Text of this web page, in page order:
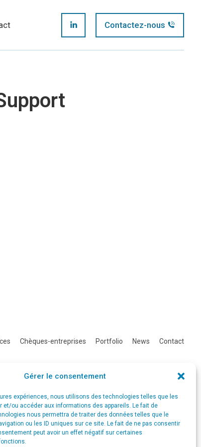
Gérer le consentement
expériences, nous utilisons des technologies telles que les
et/ou accéder aux informations des appareils. Le fait de
nous permettra de traiter des données telles que le
ou les ID uniques sur ce site. Le fait de ne pas consentir
peut avoir un effet négatif sur certaines
LinkedIn
Contactez-nous
Chèques-entreprises Portfolio News Contact